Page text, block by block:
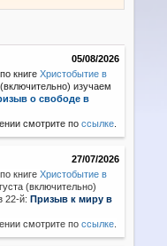
05/08/2026
по книгеХристобытие в
(включительно) изучаем
о свободе в
смотрите поссылке
27/07/2026
по книгеХристобытие в
(включительно)
22-й:Призыв к миру в
смотрите поссылке